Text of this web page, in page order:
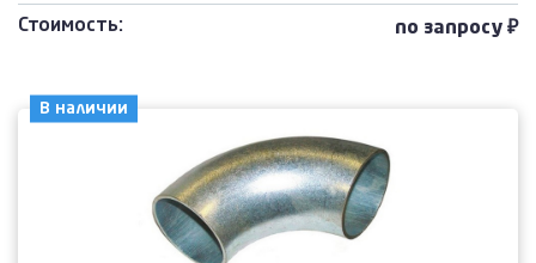
Стоимость: по запросу ₽
В наличии